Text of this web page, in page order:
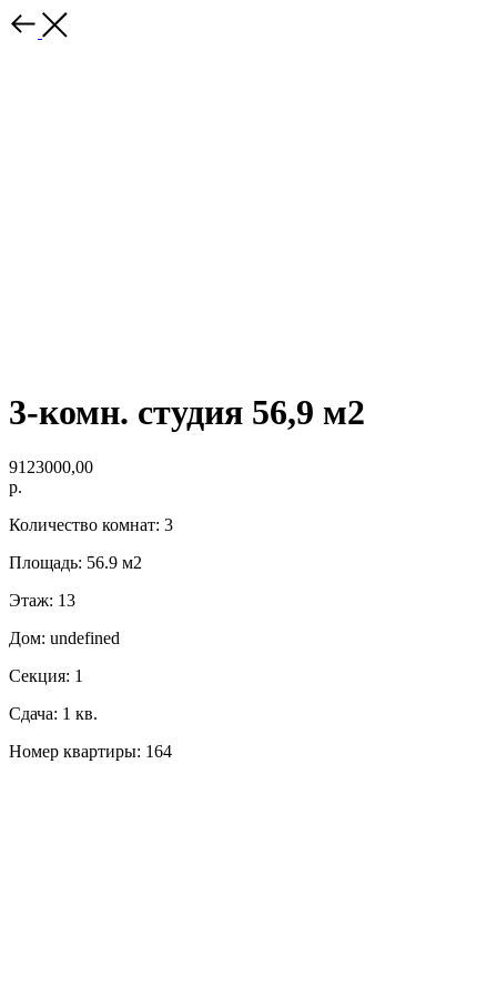
3-комн. студия 56,9 м2
9123000,00
р.
Количество комнат: 3
Площадь: 56.9 м2
Этаж: 13
Дом: undefined
Секция: 1
Сдача: 1 кв.
Номер квартиры: 164